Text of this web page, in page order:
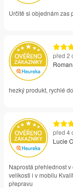
Určitě si objednám zas
před 2
hezký produkt, rychlé
před 4
Lucie
Naprostá přehlednost
velikosti i v mobilu
přepravu